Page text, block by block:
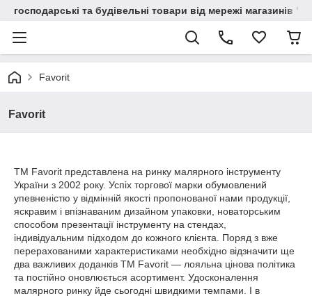
господарські та будівельні товари від мережі магазинів
Favorit
Favorit
ТМ Favorit представлена на ринку малярного інструменту
України з 2002 року. Успіх торгової марки обумовлений
упевненістю у відмінній якості пропонованої нами продукції,
яскравим і впізнаваним дизайном упаковки, новаторським
способом презентації інструменту на стендах,
індивідуальним підходом до кожного клієнта. Поряд з вже
перерахованими характеристиками необхідно відзначити ще
два важливих доданків ТМ Favorit ― лояльна цінова політика
та постійно оновлюється асортимент. Удосконалення
малярного ринку йде сьогодні швидкими темпами. І в